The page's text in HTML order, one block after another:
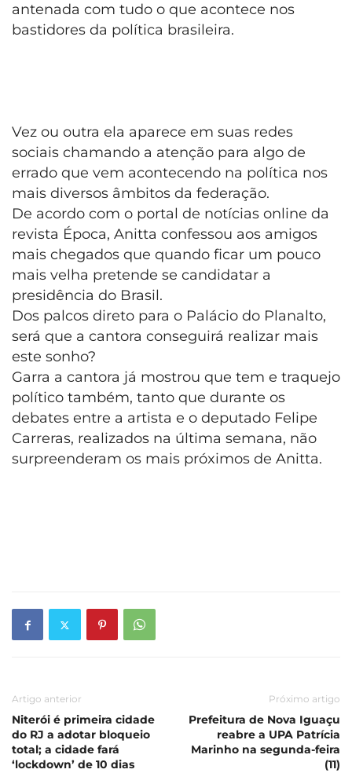
antenada com tudo o que acontece nos
bastidores da política brasileira.
Vez ou outra ela aparece em suas redes
sociais chamando a atenção para algo de
errado que vem acontecendo na política nos
mais diversos âmbitos da federação.
De acordo com o portal de notícias online da
revista Época, Anitta confessou aos amigos
mais chegados que quando ficar um pouco
mais velha pretende se candidatar a
presidência do Brasil.
Dos palcos direto para o Palácio do Planalto,
será que a cantora conseguirá realizar mais
este sonho?
Garra a cantora já mostrou que tem e traquejo
político também, tanto que durante os
debates entre a artista e o deputado Felipe
Carreras, realizados na última semana, não
surpreenderam os mais próximos de Anitta.
Artigo anterior
Niterói é primeira cidade
do RJ a adotar bloqueio
total; a cidade fará
‘lockdown’ de 10 dias
Próximo artigo
Prefeitura de Nova Iguaçu
reabre a UPA Patrícia
Marinho na segunda-feira
(11)